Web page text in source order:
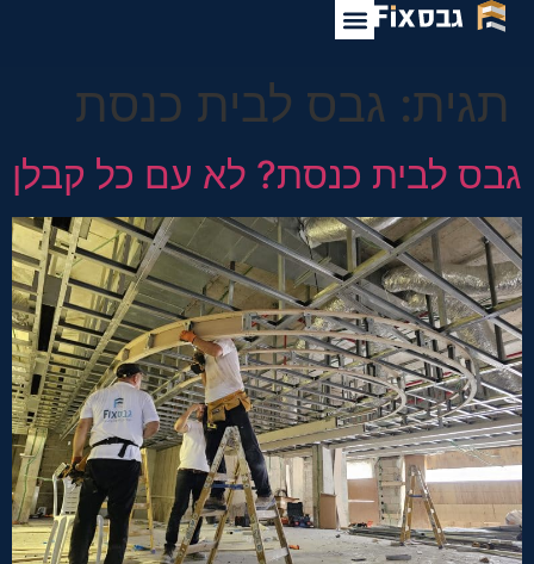
לתוכן
תגית: גבס לבית כנסת
גבס לבית כנסת? לא עם כל קבלן